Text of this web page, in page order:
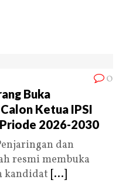
0
Buka
Ketua IPSI
2026-2030
dan
resmi membuka
kandidat [...]